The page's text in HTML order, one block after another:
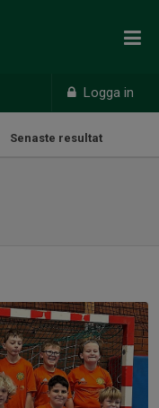
Logga in
Senaste resultat